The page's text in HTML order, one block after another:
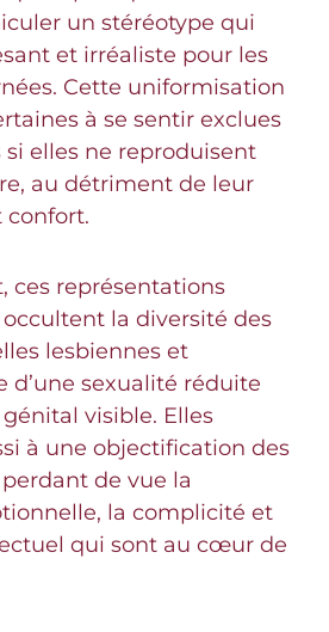
un stéréotype qui
et irréaliste pour les
Cette uniformisation
à se sentir exclues
elles ne reproduisent
au détriment de leur
confort.
ces représentations
la diversité des
lesbiennes et
d’une sexualité réduite
visible. Elles
à une objectification des
de vue la
la complicité et
qui sont au cœur de